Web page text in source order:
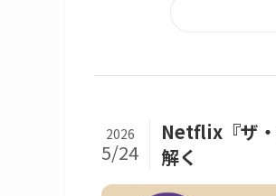
Netflix『ザ・
解く
2026
5/24